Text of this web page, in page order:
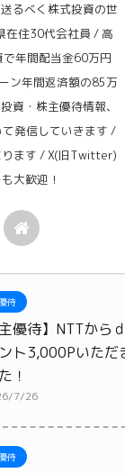
るべく株式投資の世
在住30代会社員 / 高
年間配当金60万円
ン年間返済額の85万
資・株主優待情報、
発信していきます /
ります / X(旧Twitter)
大歓迎！
待
主優待】NTTからｄ
ト3,000Pいただ
！
7/26
待